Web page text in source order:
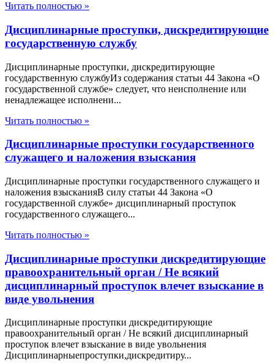
Читать полностью »
Дисциплинарные проступки, дискредитирующие
государственную службу
Дисциплинарные проступки, дискредитирующие
государственную службуИз содержания статьи 44 Закона «О
государственной службе» следует, что неисполнение или
ненадлежащее исполнени...
Читать полностью »
Дисциплинарные проступки государственного
служащего и наложения взыскания
Дисциплинарные проступки государственного служащего и
наложения взысканияВ силу статьи 44 Закона «О
государственной службе» дисциплинарный проступок
государственного служащего...
Читать полностью »
Дисциплинарные проступки дискредитирующие
правоохранительный орган / Не всякий
дисциплинарный проступок влечет взыскание в
виде увольнения
Дисциплинарные проступки дискредитирующие
правоохранительный орган / Не всякий дисциплинарный
проступок влечет взыскание в виде увольнения
Дисциплинарныепроступки,дискредитиру...